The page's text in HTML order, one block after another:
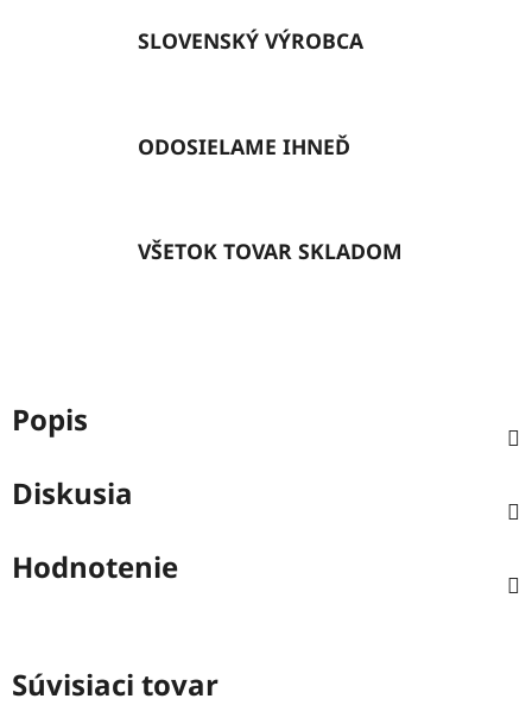
SLOVENSKÝ VÝROBCA
ODOSIELAME IHNEĎ
VŠETOK TOVAR SKLADOM
Popis
Diskusia
Hodnotenie
Súvisiaci tovar